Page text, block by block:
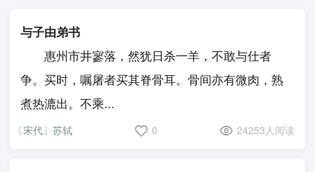
与子由弟书
惠州市井寥落，然犹日杀一羊，不敢与仕者
争。买时，嘱屠者买其脊骨耳。骨间亦有微肉，熟
煮热漉出。不乘...
〔宋代〕苏轼 0 24253人阅读